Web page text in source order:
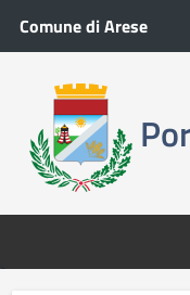
Salta al contenuto
Comune di Arese